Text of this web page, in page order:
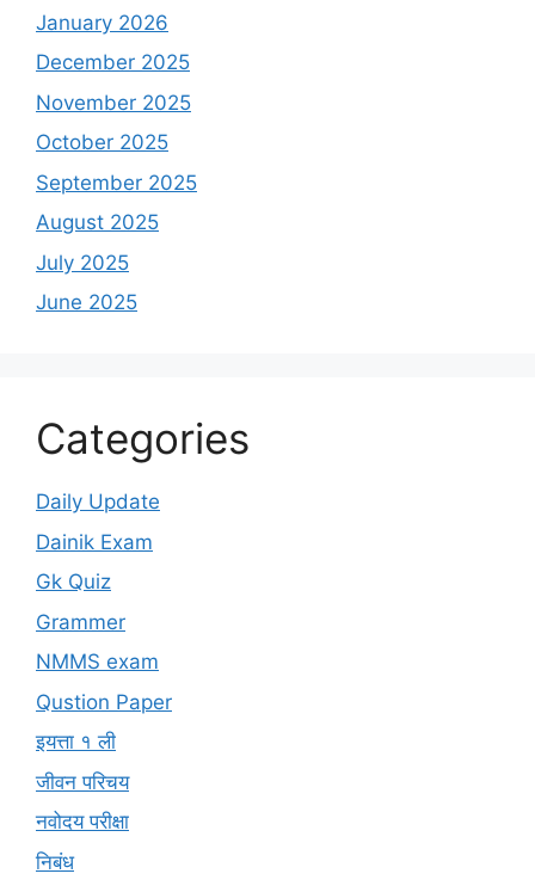
January 2026
December 2025
November 2025
October 2025
September 2025
August 2025
July 2025
June 2025
Categories
Daily Update
Dainik Exam
Gk Quiz
Grammer
NMMS exam
Qustion Paper
इयत्ता १ ली
जीवन परिचय
नवोदय परीक्षा
निबंध